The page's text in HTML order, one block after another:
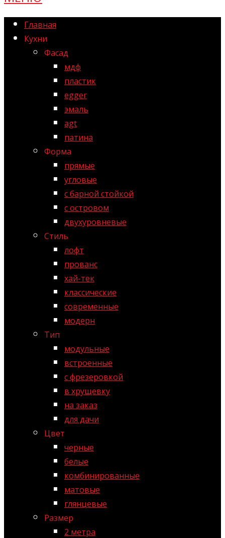
Главная
Кухни
Фасад
мдф
пластик
egger
эмаль
agt
патина
Форма
прямые
угловые
с барной стойкой
с островом
двухуровневые
Стиль
лофт
прованс
хай-тек
классические
современные
модерн
Тип
модульные
встроенные
с фрезеровкой
в хрущевку
на заказ
для дачи
Цвет
черные
белые
комбинированные
матовые
глянцевые
Размер
2 метра